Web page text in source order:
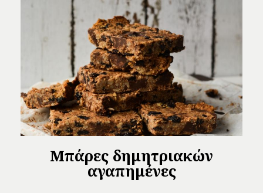
Μπάρες δημητριακών
αγαπημένες